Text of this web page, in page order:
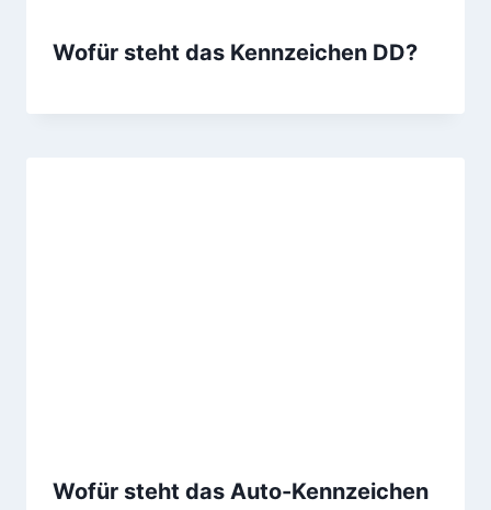
Wofür steht das Kennzeichen DD?
Wofür steht das Auto-Kennzeichen